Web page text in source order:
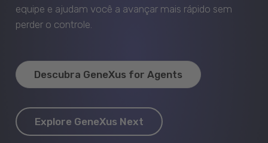
equipe e ajudam você a avançar mais rápido sem
perder o controle.
Descubra GeneXus for Agents
Explore GeneXus Next